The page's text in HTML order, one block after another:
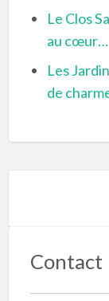
Le Clos
au cœur…
Les
de
Contact